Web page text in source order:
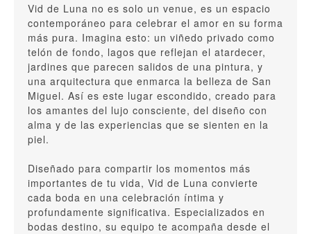
Vid de Luna no es solo un venue, es un espacio
contemporáneo para celebrar el amor en su forma
más pura. Imagina esto: un viñedo privado como
telón de fondo, lagos que reflejan el atardecer,
jardines que parecen salidos de una pintura, y
una arquitectura que enmarca la belleza de San
Miguel. Así es este lugar escondido, creado para
los amantes del lujo consciente, del diseño con
alma y de las experiencias que se sienten en la
piel.
Diseñado para compartir los momentos más
importantes de tu vida, Vid de Luna convierte
cada boda en una celebración íntima y
profundamente significativa. Especializados en
bodas destino, su equipo te acompaña desde el